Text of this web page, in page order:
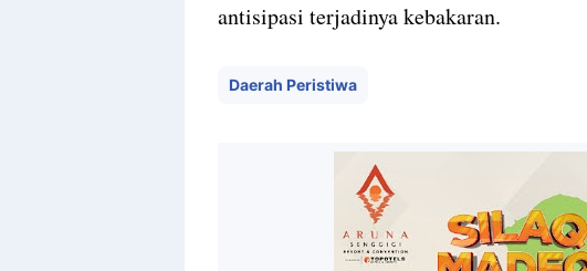
antisipasi terjadinya kebakaran.
Daerah Peristiwa